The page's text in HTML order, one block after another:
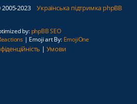
2023 Українська підтримка phpBB
by: phpBB SEO
| Emoji art By: EmojiOne
| Умови